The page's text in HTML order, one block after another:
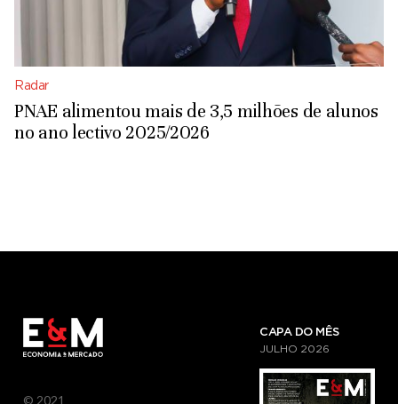
Radar
PNAE alimentou mais de 3,5 milhões de alunos
no ano lectivo 2025/2026
© 2021
CAPA DO MÊS
JULHO 2026